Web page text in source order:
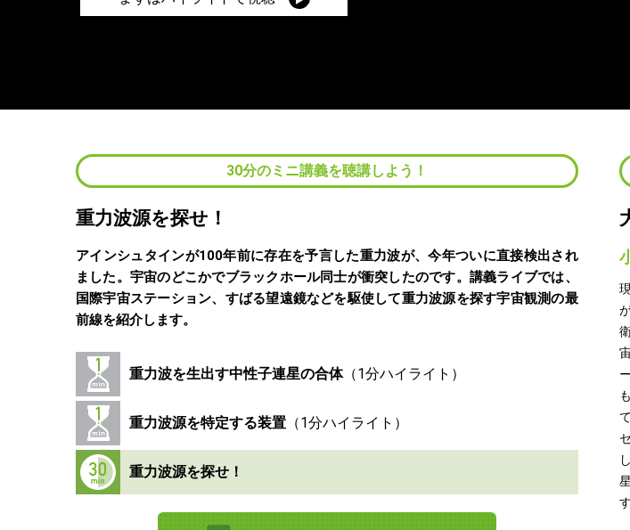
30分のミニ講義を聴講しよう！
重力波源を探せ！
アインシュタインが100年前に存在を予言した重力波が、今年ついに直接検出され
ました。宇宙のどこかでブラックホール同士が衝突したのです。講義ライブでは、
国際宇宙ステーション、すばる望遠鏡などを駆使して重力波源を探す宇宙観測の最
前線を紹介します。
重力波を生出す中性子連星の合体
重力波源を特定する装置
重力波源を探せ！